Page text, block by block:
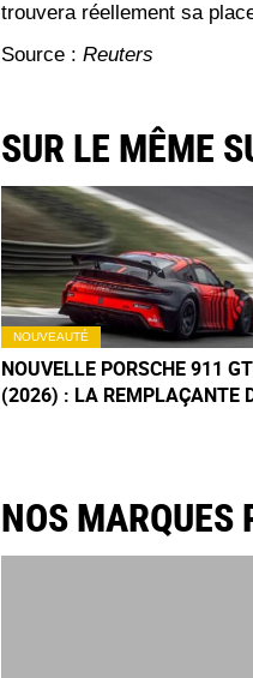
trouvera réellement sa
Source : Reuters
SUR LE MÊME
NOUVEAUTÉ
NOUVELLE PORSCHE 911
(2026) : LA REMPLAÇANTE
NOS MARQUES